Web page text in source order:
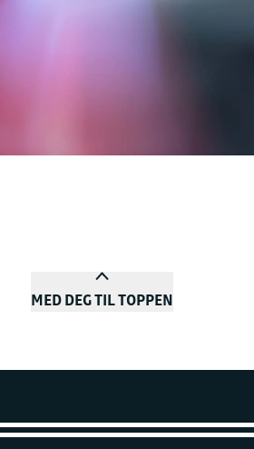
MED DEG TIL TOPPEN